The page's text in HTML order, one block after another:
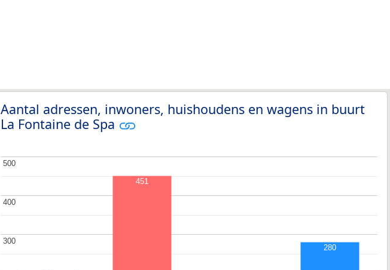
Aantal adressen, inwoners, huishoudens en wagens in buurt
La Fontaine de Spa
300
300
400
400
500
500
451
280